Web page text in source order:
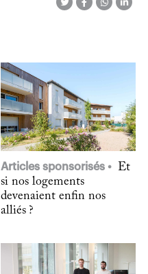
Articles sponsorisés
Et
si nos logements
devenaient enfin nos
alliés ?